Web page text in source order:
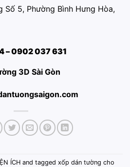
5, Phường Bình Hưng Hòa,
– 0902 037 631
3D Sài Gòn
ÍCH and tagged xốp dán tường cho